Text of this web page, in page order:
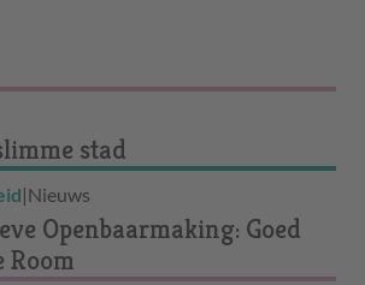
stad
|Nieuws
Openbaarmaking: Goed
Room